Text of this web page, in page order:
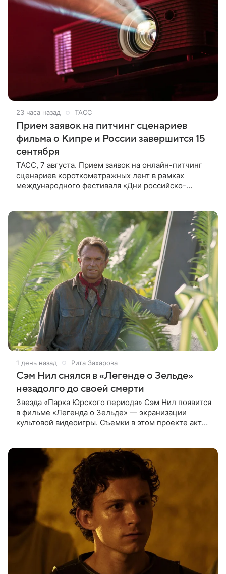
23 часа назад ТАСС
Прием заявок на питчинг сценариев
фильма о Кипре и России завершится 15
сентября
ТАСС, 7 августа. Прием заявок на онлайн-питчинг
сценариев короткометражных лент в рамках
международного фестиваля «Дни российско-
1 день назад Рита Захарова
Сэм Нил снялся в «Легенде о Зельде»
незадолго до своей смерти
Звезда «Парка Юрского периода» Сэм Нил появится
в фильме «Легенда о Зельде» — экранизации
культовой видеоигры. Съемки в этом проекте актер